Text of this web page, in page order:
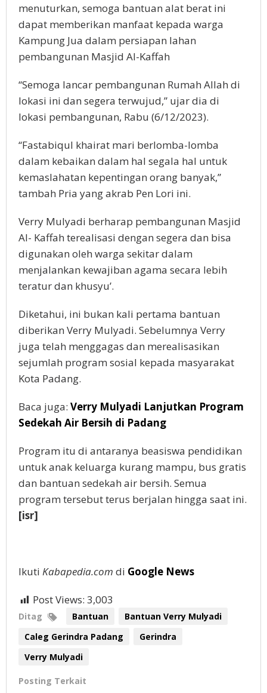
menuturkan, semoga bantuan alat berat ini
dapat memberikan manfaat kepada warga
Kampung Jua dalam persiapan lahan
pembangunan Masjid Al-Kaffah
“Semoga lancar pembangunan Rumah Allah di
lokasi ini dan segera terwujud,” ujar dia di
lokasi pembangunan, Rabu (6/12/2023).
“Fastabiqul khairat mari berlomba-lomba
dalam kebaikan dalam hal segala hal untuk
kemaslahatan kepentingan orang banyak,”
tambah Pria yang akrab Pen Lori ini.
Verry Mulyadi berharap pembangunan Masjid
Al- Kaffah terealisasi dengan segera dan bisa
digunakan oleh warga sekitar dalam
menjalankan kewajiban agama secara lebih
teratur dan khusyu’.
Diketahui, ini bukan kali pertama bantuan
diberikan Verry Mulyadi. Sebelumnya Verry
juga telah menggagas dan merealisasikan
sejumlah program sosial kepada masyarakat
Kota Padang.
Baca juga: Verry Mulyadi Lanjutkan Program
Sedekah Air Bersih di Padang
Program itu di antaranya beasiswa pendidikan
untuk anak keluarga kurang mampu, bus gratis
dan bantuan sedekah air bersih. Semua
program tersebut terus berjalan hingga saat ini.
[isr]
Ikuti Kabapedia.com di Google News
Post Views: 3,003
Ditag Bantuan
Bantuan Verry Mulyadi
Caleg Gerindra Padang
Gerindra
Verry Mulyadi
Posting Terkait